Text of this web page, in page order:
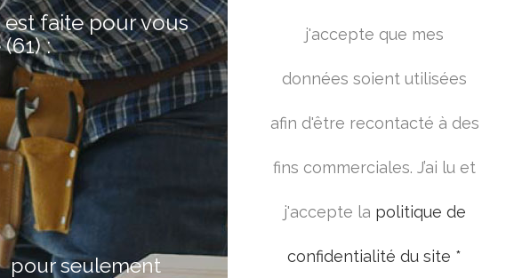
faite pour vous
:
pour seulement
j'accepte que mes
données soient utilisées
afin d'être recontacté à des
fins commerciales. J’ai lu et
j'accepte la politique de
confidentialité du site *